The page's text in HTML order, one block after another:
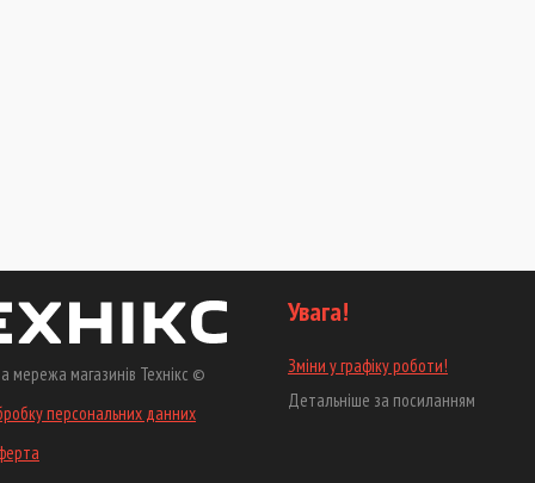
мережа магазинів Технікс ©
персональних данних
Увага!
Зміни у графіку роботи!
Детальніше за посиланням